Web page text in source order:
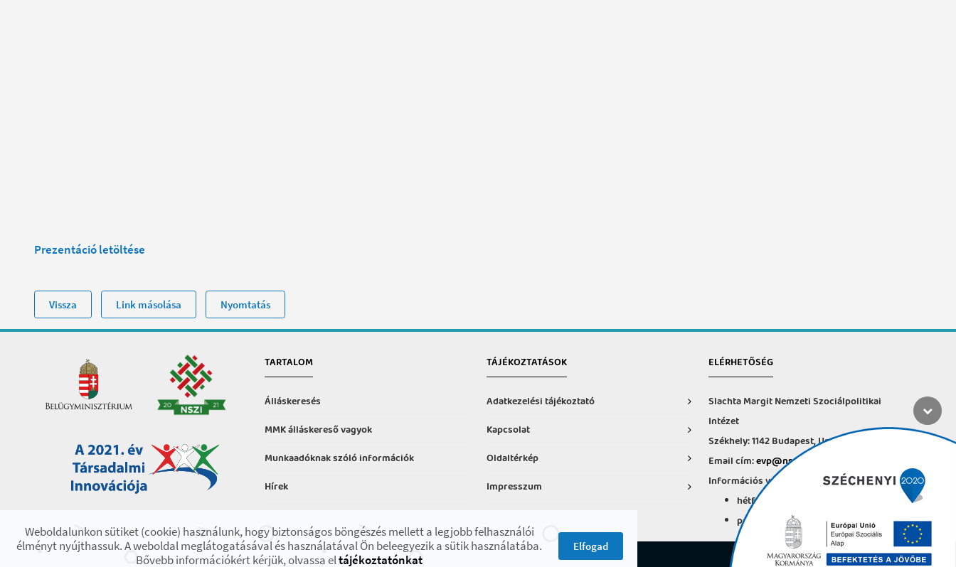
Prezentáció letöltése
Vissza Link másolása Nyomtatás
TARTALOM
Álláskeresés
MMK álláskereső vagyok
Munkaadóknak szóló információk
Hírek
TÁJÉKOZTATÁSOK
Adatkezelési tájékoztató
Kapcsolat
Oldaltérkép
Impresszum
ELÉRHETŐSÉG
Slachta Margit Nemzeti Szociálpolitikai
Intézet
Székhely: 1142 Budapest, Ungvár u. 64-66.
Email cím:evp@nszi.hu
Információs vonal: +36 30 682-6371
hétfő-csütörtök: 8:00-16:00
péntek: 8:00-14.00
2021 © Minden jog fenntartva! Készült az EFOP-1.9.3-VEKOP-17 projekt keretében.
Weboldalunkon sütiket (cookie) használunk, hogy biztonságos böngészés mellett a legjobb felhasználói
élményt nyújthassuk. A weboldal meglátogatásával és használatával Ön beleegyezik a sütik használatába.
Bővebb információkért kérjük, olvassa eltájékoztatónkat
Elfogad